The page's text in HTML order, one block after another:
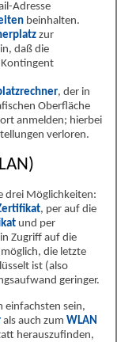
Adresse
beinhalten.
zur
daß die
Kontingent
, der in
Oberfläche
anmelden; hierbei
verloren.
drei Möglichkeiten:
, per auf die
und per
Zugriff auf die
die letzte
ist (also
geringer.
einfachsten sein,
als auch zum WLAN
herauszufinden,